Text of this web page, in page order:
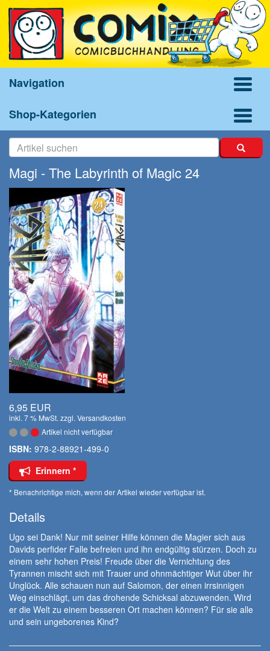
Navigation
Shop-Kategorien
Magi - The Labyrinth of Magic 24
6,95 EUR
inkl. 7 % MwSt. zzgl. Versandkosten
Artikel nicht verfügbar
ISBN: 978-2-88921-499-0
Erinnern *
* Benachrichtige mich, wenn der Artikel wieder verfügbar ist.
Details
Ugo sei Dank! Nur mit seiner Hilfe können die Magier sich aus
Davids perfider Falle befreien und ihn endgültig stürzen. Doch zu
einem sehr hohen Preis! Freude über die Vernichtung des
Tyrannen mischt sich mit Trauer und ohnmächtiger Wut über ihr
Unglück. Alle schauen nun auf Salomon, der einen irrsinnigen
Weg einschlägt, um das drohende Schicksal abzuwenden. Wird
er die Welt zu einem besseren Ort machen können? Für sie alle
und sein ungeborenes Kind?